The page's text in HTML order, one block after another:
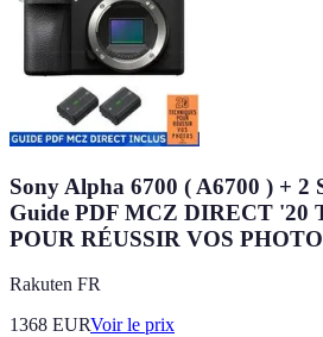
Sony Alpha 6700 ( A6700 ) + 2
Guide PDF MCZ DIRECT '20
POUR RÉUSSIR VOS
Rakuten FR
1368 EURVoir le prix